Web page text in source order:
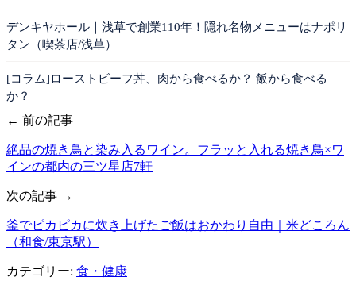
デンキヤホール｜浅草で創業110年！隠れ名物メニューはナポリ
タン（喫茶店/浅草）
[コラム]ローストビーフ丼、肉から食べるか？ 飯から食べる
か？
← 前の記事
絶品の焼き鳥と染み入るワイン。フラッと入れる焼き鳥×ワ
インの都内の三ツ星店7軒
次の記事 →
釜でピカピカに炊き上げたご飯はおかわり自由｜米どころん
（和食/東京駅）
カテゴリー: 食・健康